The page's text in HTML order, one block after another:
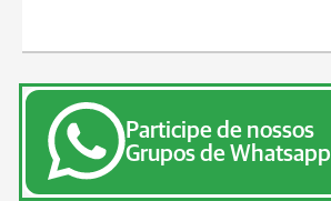
Participe de nossos
Grupos de Whatsapp